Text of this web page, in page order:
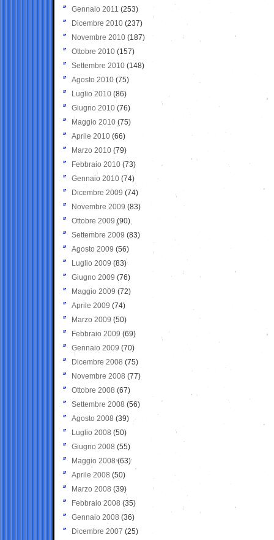
Gennaio 2011 (253)
Dicembre 2010 (237)
Novembre 2010 (187)
Ottobre 2010 (157)
Settembre 2010 (148)
Agosto 2010 (75)
Luglio 2010 (86)
Giugno 2010 (76)
Maggio 2010 (75)
Aprile 2010 (66)
Marzo 2010 (79)
Febbraio 2010 (73)
Gennaio 2010 (74)
Dicembre 2009 (74)
Novembre 2009 (83)
Ottobre 2009 (90)
Settembre 2009 (83)
Agosto 2009 (56)
Luglio 2009 (83)
Giugno 2009 (76)
Maggio 2009 (72)
Aprile 2009 (74)
Marzo 2009 (50)
Febbraio 2009 (69)
Gennaio 2009 (70)
Dicembre 2008 (75)
Novembre 2008 (77)
Ottobre 2008 (67)
Settembre 2008 (56)
Agosto 2008 (39)
Luglio 2008 (50)
Giugno 2008 (55)
Maggio 2008(63)
Aprile 2008 (50)
Marzo 2008 (39)
Febbraio 2008 (35)
Gennaio 2008 (36)
Dicembre 2007 (25)